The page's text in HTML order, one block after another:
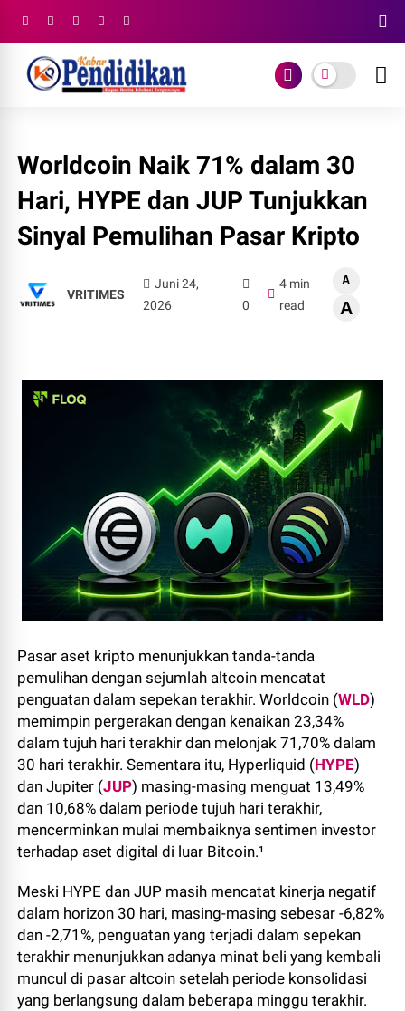
Worldcoin Naik 71% dalam 30
Hari, HYPE dan JUP Tunjukkan
Sinyal Pemulihan Pasar Kripto
VRITIMES
Juni 24,
2026
0
4 min
read
A
A
Pasar aset kripto menunjukkan tanda-tanda
pemulihan dengan sejumlah altcoin mencatat
penguatan dalam sepekan terakhir. Worldcoin (WLD)
memimpin pergerakan dengan kenaikan 23,34%
dalam tujuh hari terakhir dan melonjak 71,70% dalam
30 hari terakhir. Sementara itu, Hyperliquid (HYPE)
dan Jupiter (JUP) masing-masing menguat 13,49%
dan 10,68% dalam periode tujuh hari terakhir,
mencerminkan mulai membaiknya sentimen investor
terhadap aset digital di luar Bitcoin.¹
Meski HYPE dan JUP masih mencatat kinerja negatif
dalam horizon 30 hari, masing-masing sebesar -6,82%
dan -2,71%, penguatan yang terjadi dalam sepekan
terakhir menunjukkan adanya minat beli yang kembali
muncul di pasar altcoin setelah periode konsolidasi
yang berlangsung dalam beberapa minggu terakhir.